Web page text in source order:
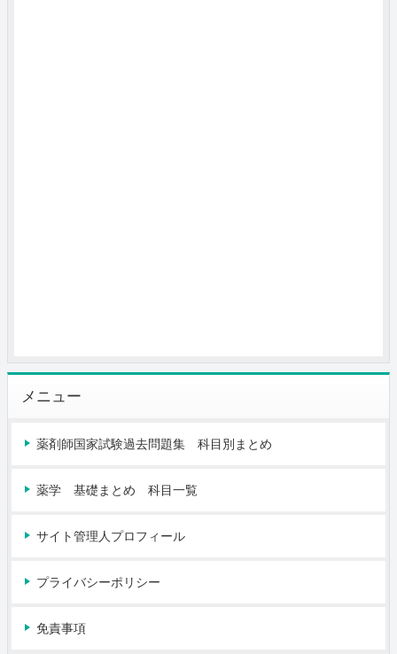
メニュー
薬剤師国家試験過去問題集 科目別まとめ
薬学 基礎まとめ 科目一覧
サイト管理人プロフィール
プライバシーポリシー
免責事項